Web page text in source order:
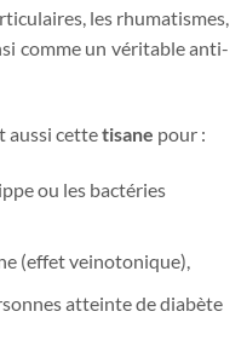
les rhumatismes,
comme un véritable anti-
aussi cettetisane pour :
ou les bactéries
(effet veinotonique),
atteinte de diabète